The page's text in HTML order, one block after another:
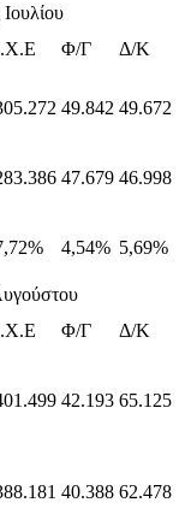
Φ/Γ
Δ/Κ
49.842 49.672
47.679 46.998
4,54% 5,69%
Φ/Γ
Δ/Κ
42.193 65.125
40.388 62.478